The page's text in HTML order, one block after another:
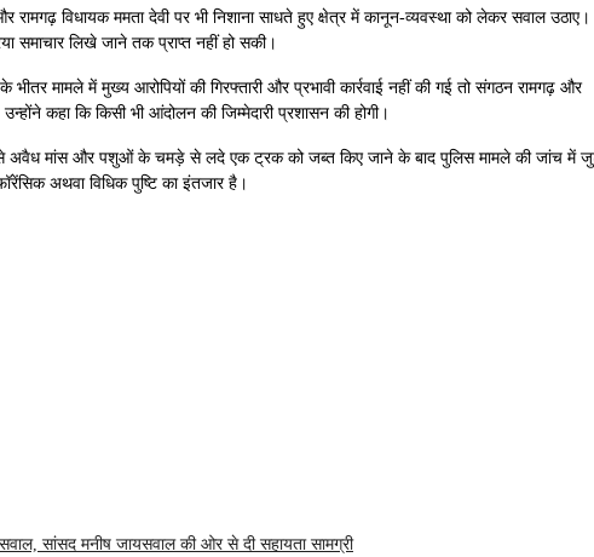
रामगढ़ विधायक ममता देवी पर भी निशाना साधते हुए क्षेत्र में कानून-व्यवस्था को लेकर सवाल उठाए।
समाचार लिखे जाने तक प्राप्त नहीं हो सकी।
मामले में मुख्य आरोपियों की गिरफ्तारी और प्रभावी कार्रवाई नहीं की गई तो संगठन रामगढ़ और
कहा कि किसी भी आंदोलन की जिम्मेदारी प्रशासन की होगी।
से अवैध मांस और पशुओं के चमड़े से लदे एक ट्रक को जब्त किए जाने के बाद पुलिस मामले की जांच में
अथवा विधिक पुष्टि का इंतजार है।
सांसद मनीष जायसवाल की ओर से दी सहायता सामग्री